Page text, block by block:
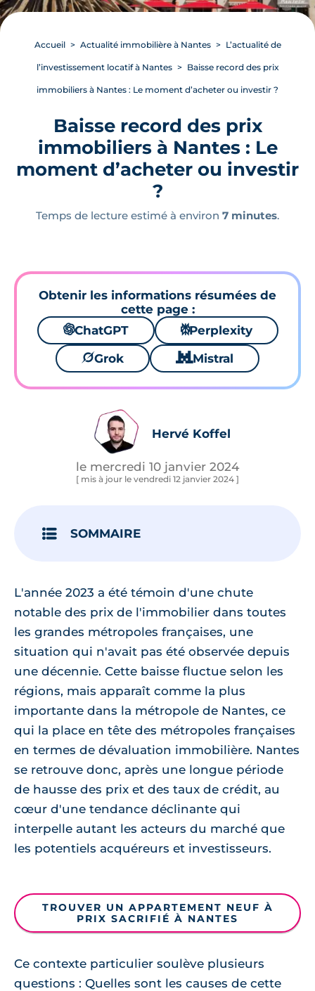
Accueil Actualité immobilière à Nantes L’actualité de
l’investissement locatif à Nantes Baisse record des prix
immobiliers à Nantes : Le moment d’acheter ou investir ?
Baisse record des prix
immobiliers à Nantes : Le
moment d’acheter ou investir
?
Temps de lecture estimé à environ 7 minutes.
Obtenir les informations résumées de
cette page :
🌌ChatGPT ⚙Perplexity
🪐Grok 🐱 Mistral
Hervé Koffel
le mercredi 10 janvier 2024
[ mis à jour le vendredi 12 janvier 2024 ]
SOMMAIRE
L'année 2023 a été témoin d'une chute
notable des prix de l'immobilier dans toutes
les grandes métropoles françaises, une
situation qui n'avait pas été observée depuis
une décennie. Cette baisse fluctue selon les
régions, mais apparaît comme la plus
importante dans la métropole de Nantes, ce
qui la place en tête des métropoles françaises
en termes de dévaluation immobilière. Nantes
se retrouve donc, après une longue période
de hausse des prix et des taux de crédit, au
cœur d'une tendance déclinante qui
interpelle autant les acteurs du marché que
les potentiels acquéreurs et investisseurs.
TROUVER UN APPARTEMENT NEUF À
PRIX SACRIFIÉ À NANTES
Ce contexte particulier soulève plusieurs
questions : Quelles sont les causes de cette